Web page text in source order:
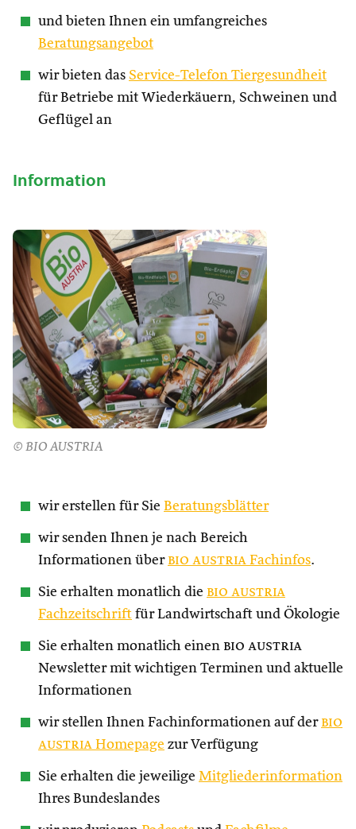
und bieten Ihnen ein umfangreiches
Beratungsangebot
wir bieten das Service-Telefon Tiergesundheit
für Betriebe mit Wiederkäuern, Schweinen und
Geflügel an
Information
© BIO AUSTRIA
wir erstellen für Sie Beratungsblätter
wir senden Ihnen je nach Bereich
Informationen über bio austria Fachinfos.
Sie erhalten monatlich die bio austria
Fachzeitschrift für Landwirtschaft und Ökologie
Sie erhalten monatlich einen bio austria
Newsletter mit wichtigen Terminen und aktuelle
Informationen
wir stellen Ihnen Fachinformationen auf der bio
austria Homepage zur Verfügung
Sie erhalten die jeweilige Mitgliederinformation
Ihres Bundeslandes